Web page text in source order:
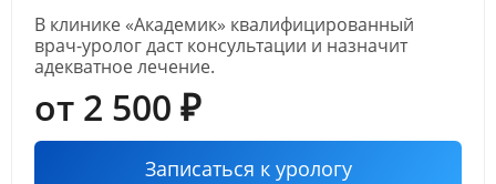
В клинике «Академик» квалифицированный
врач-уролог даст консультации и назначит
адекватное лечение.
от 2 500 ₽
Записаться к урологу